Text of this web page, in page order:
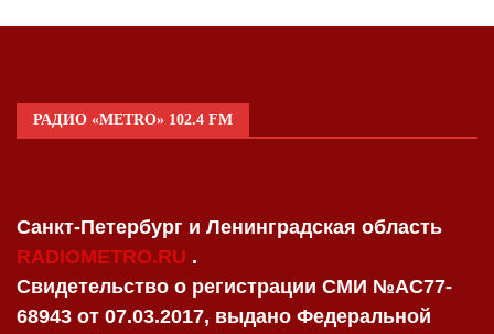
РАДИО «METRO» 102.4 FM
Санкт-Петербург и Ленинградская область
RADIOMETRO.RU .
Свидетельство о регистрации СМИ №AC77-
68943 от 07.03.2017, выдано Федеральной